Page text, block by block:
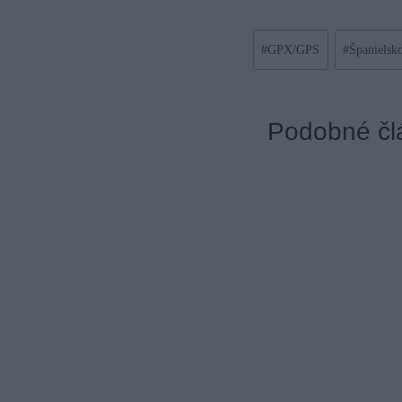
#GPX/GPS #Španielsko
Podobné